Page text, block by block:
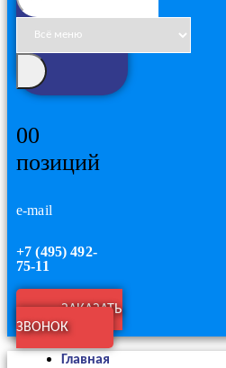
00
позиций
e-mail
+7 (495) 492-
75-11
ЗАКАЗАТЬ
ЗВОНОК
Главная